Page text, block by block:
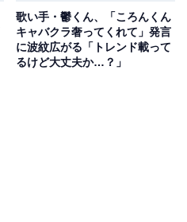
歌い手・鬱くん、「ころんくん
キャバクラ奢ってくれて」発言
に波紋広がる「トレンド載って
るけど大丈夫か…？」